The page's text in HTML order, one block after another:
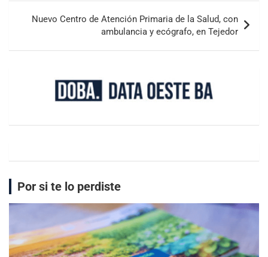
Nuevo Centro de Atención Primaria de la Salud, con
ambulancia y ecógrafo, en Tejedor
Por si te lo perdiste